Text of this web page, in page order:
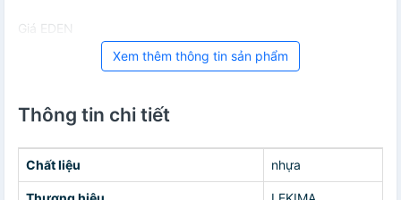
Giá EDEN
Xem thêm thông tin sản phẩm
Thông tin chi tiết
Chất liệu nhựa